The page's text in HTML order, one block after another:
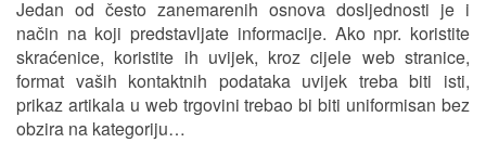
Jedan od često zanemarenih osnova dosljednosti je i
način na koji predstavljate informacije. Ako npr. koristite
skraćenice, koristite ih uvijek, kroz cijele web stranice,
format vaših kontaktnih podataka uvijek treba biti isti,
prikaz artikala u web trgovini trebao bi biti uniformisan bez
obzira na kategoriju…